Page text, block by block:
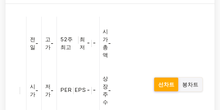
전
일
-
시
가
-
고
가
-
저
가
-
52주
최고
최
저
- -
PER EPS - -
시
가
총
액
-
상
장
주
수
-
선차트 봉차트